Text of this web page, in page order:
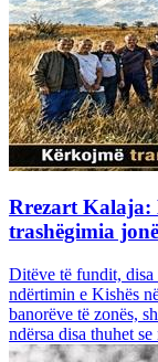
Rrezart Kalaja:
trashëgimia
Ditëve të fundit, disa
ndërtimin e Kishës
banorëve të zonës,
ndërsa disa thuhet